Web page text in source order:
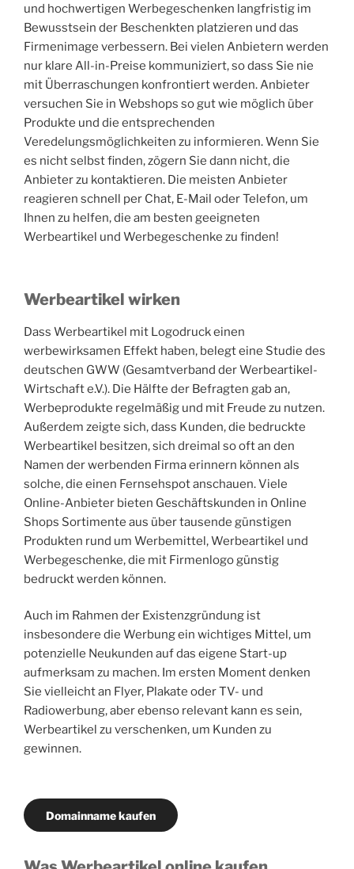
und hochwertigen Werbegeschenken langfristig im
Bewusstsein der Beschenkten platzieren und das
Firmenimage verbessern. Bei vielen Anbietern werden
nur klare All-in-Preise kommuniziert, so dass Sie nie
mit Überraschungen konfrontiert werden. Anbieter
versuchen Sie in Webshops so gut wie möglich über
Produkte und die entsprechenden
Veredelungsmöglichkeiten zu informieren. Wenn Sie
es nicht selbst finden, zögern Sie dann nicht, die
Anbieter zu kontaktieren. Die meisten Anbieter
reagieren schnell per Chat, E-Mail oder Telefon, um
Ihnen zu helfen, die am besten geeigneten
Werbeartikel und Werbegeschenke zu finden!
Werbeartikel wirken
Dass Werbeartikel mit Logodruck einen
werbewirksamen Effekt haben, belegt eine Studie des
deutschen GWW (Gesamtverband der Werbeartikel-
Wirtschaft e.V.). Die Hälfte der Befragten gab an,
Werbeprodukte regelmäßig und mit Freude zu nutzen.
Außerdem zeigte sich, dass Kunden, die bedruckte
Werbeartikel besitzen, sich dreimal so oft an den
Namen der werbenden Firma erinnern können als
solche, die einen Fernsehspot anschauen. Viele
Online-Anbieter bieten Geschäftskunden in Online
Shops Sortimente aus über tausende günstigen
Produkten rund um Werbemittel, Werbeartikel und
Werbegeschenke, die mit Firmenlogo günstig
bedruckt werden können.
Auch im Rahmen der Existenzgründung ist
insbesondere die Werbung ein wichtiges Mittel, um
potenzielle Neukunden auf das eigene Start-up
aufmerksam zu machen. Im ersten Moment denken
Sie vielleicht an Flyer, Plakate oder TV- und
Radiowerbung, aber ebenso relevant kann es sein,
Werbeartikel zu verschenken, um Kunden zu
gewinnen.
Domainname kaufen